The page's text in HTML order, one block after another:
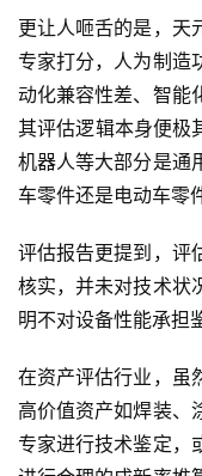
更让人咂舌的是，天
专家打分，人为制造
动化兼容性差、智能
其评估逻辑本身便极
机器人等大部分是通
车零件还是电动车零
评估报告更提到，评
核实，并未对技术状
明不对设备性能承担
在资产评估行业，虽
高价值资产如焊装、
专家进行技术鉴定，